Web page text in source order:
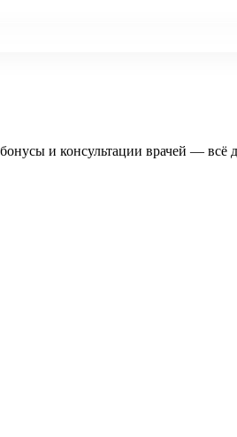
и консультации врачей — всё